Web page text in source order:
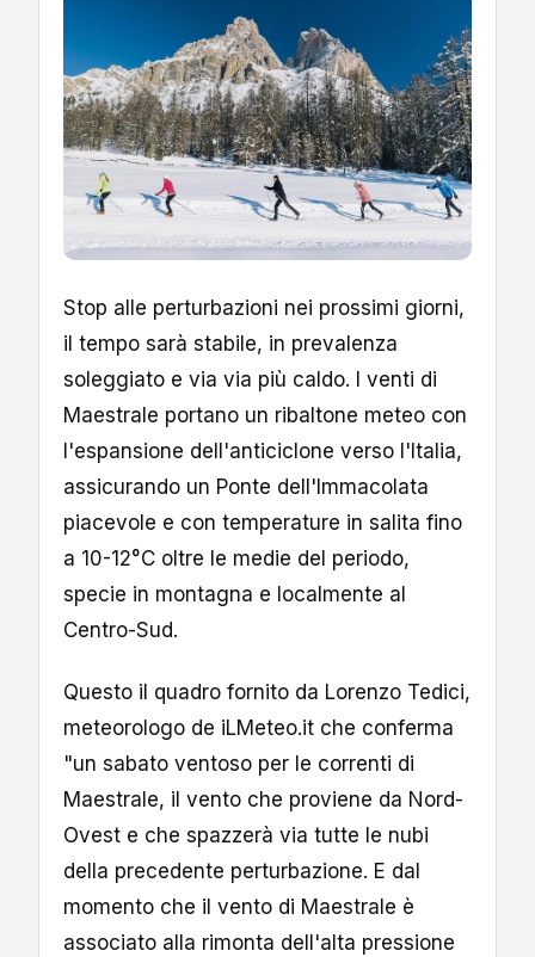
Stop alle perturbazioni nei prossimi giorni,
il tempo sarà stabile, in prevalenza
soleggiato e via via più caldo. I venti di
Maestrale portano un ribaltone meteo con
l'espansione dell'anticiclone verso l'Italia,
assicurando un Ponte dell'Immacolata
piacevole e con temperature in salita fino
a 10-12°C oltre le medie del periodo,
specie in montagna e localmente al
Centro-Sud.
Questo il quadro fornito da Lorenzo Tedici,
meteorologo de iLMeteo.it che conferma
"un sabato ventoso per le correnti di
Maestrale, il vento che proviene da Nord-
Ovest e che spazzerà via tutte le nubi
della precedente perturbazione. E dal
momento che il vento di Maestrale è
associato alla rimonta dell'alta pressione